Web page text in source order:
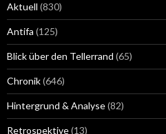
Aktuell (830)
Antifa (125)
Blick über den Tellerrand (65)
Chronik(646)
Hintergrund & Analyse(82)
Retrospektive(13)